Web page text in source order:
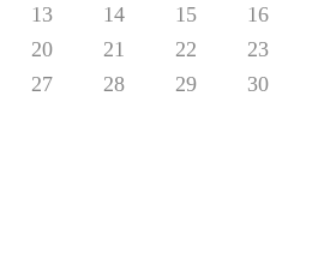
13 14 15
16
20 21 22
23
27 28 29
30